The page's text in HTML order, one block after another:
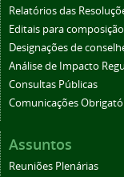
Relatórios das
Editais para
Designações de
Análise de Impacto
Consultas Públicas
Comunicações
Assuntos
Reuniões Plenárias